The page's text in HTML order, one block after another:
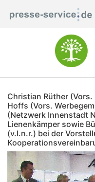
Christian Rüther
Hoffs (Vors.
(Netzwerk Innenstadt
Lienenkämper sowie
(v.l.n.r.) bei der